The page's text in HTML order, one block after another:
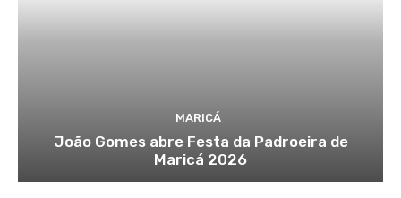
MARICÁ
João Gomes abre Festa da Padroeira de
Maricá 2026